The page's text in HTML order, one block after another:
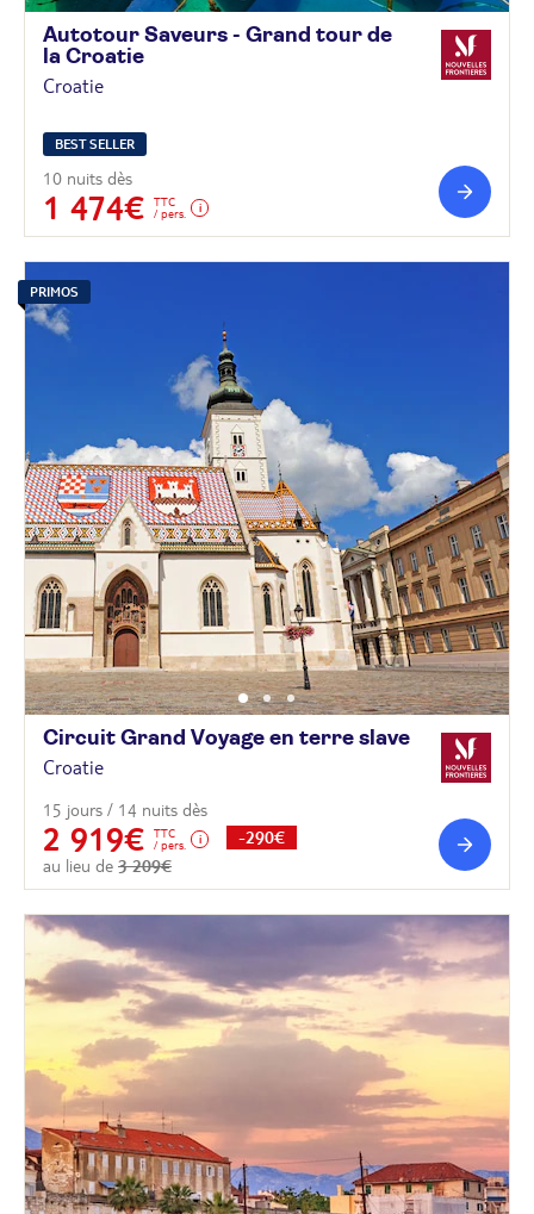
Autotour Saveurs - Grand tour de
la Croatie
Croatie
BEST SELLER
10 nuits dès
1 474€
TTC
/ pers.
PRIMOS
Circuit Grand Voyage en terre slave
Croatie
15 jours / 14 nuits dès
2 919€
TTC
/ pers.
au lieu de 3 209€
-290€